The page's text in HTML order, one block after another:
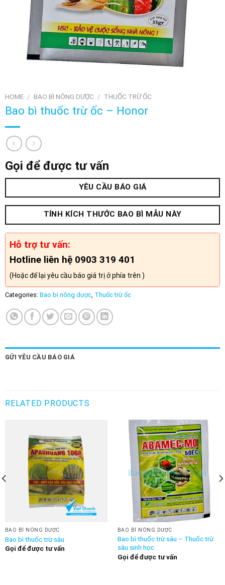
HOME / BAO BÌ NÔNG DƯỢC / THUỐC TRỪ ỐC
Bao bì thuốc trừ ốc – Honor
Gọi để được tư vấn
YÊU CẦU BÁO GIÁ
TÍNH KÍCH THƯỚC BAO BÌ MẪU NÀY
Hỗ trợ tư vấn:
Hotline liên hệ 0903 319 401
(Hoặc để lại yêu cầu báo giá trị ở phía trên )
Categories: Bao bì nông dược Thuốc trừ ốc
GỬI YÊU CẦU BÁO GIÁ
RELATED PRODUCTS
BAO BÌ NÔNG DƯỢC
Bao bì thuốc trừ sâu
Gọi để được tư vấn
BAO BÌ NÔNG DƯỢC
Bao bì thuốc trừ sâu – Thuốc trừ
sâu sinh học
Gọi để được tư vấn